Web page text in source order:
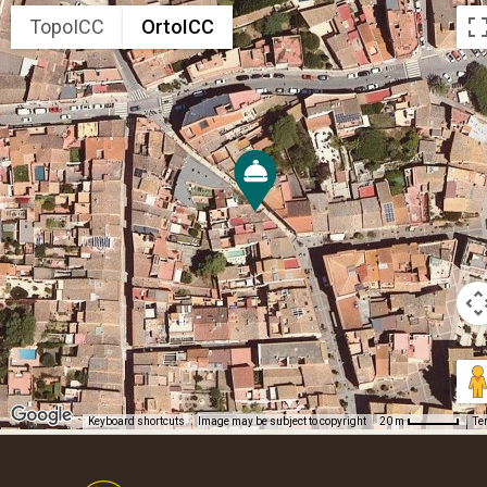
TopoICC OrtoICC
Keyboard shortcuts Image may be subject to copyright 20 m